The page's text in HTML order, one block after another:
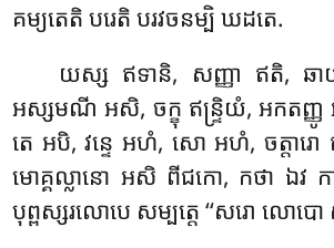
គម្យតេតិ បរេតិ បរវចនម្បិ ឃដតេ.
យស្ស ឥទានិ, សញ្ញា ឥតិ, ឆ
អស្សមណី អសិ, ចក្ខុ ឥន្ទ្រិយំ, អកតញ្ញូ
តេ អបិ, វន្ទេ អហំ, សោ អហំ, ចត្តារ
មោគ្គល្លានោ អសិ ពីជកោ, កថា ឯវ ក
បុព្ពស្សរលោបេ សម្បត្តេ ‘‘សរោ លោបោ សរ